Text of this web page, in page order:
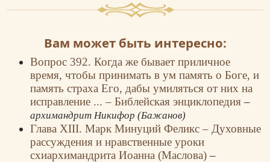
Вам может быть интересно:
Вопрос 392. Когда же бывает приличное
время, чтобы принимать в ум память о Боге, и
память страха Его, дабы умиляться от них на
исправление ... – Библейская энциклопедия–
архимандрит Никифор (Бажанов)
Глава XIII. Марк Минуций Феликс – Духовные
рассуждения и нравственные уроки
схиархимандрита Иоанна (Маслова)–